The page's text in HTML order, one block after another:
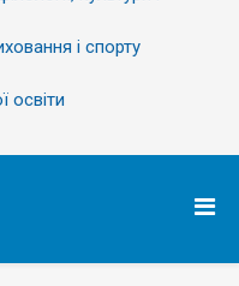
і спорту
освіти